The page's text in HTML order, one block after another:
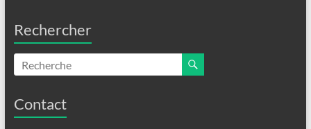
Rechercher
Contact